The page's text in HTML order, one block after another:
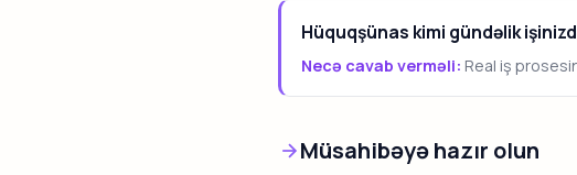
Hüquqşünas kimi gündəlik
Necə cavab verməli: Real iş
Müsahibəyə hazır olun